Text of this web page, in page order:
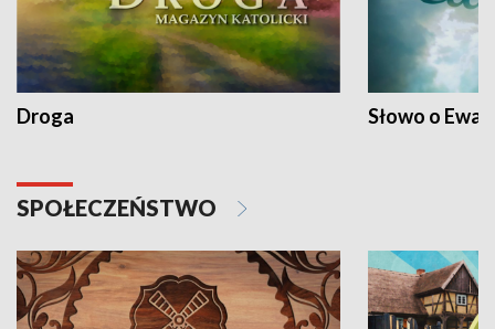
Droga Słowo o
SPOŁECZEŃSTWO